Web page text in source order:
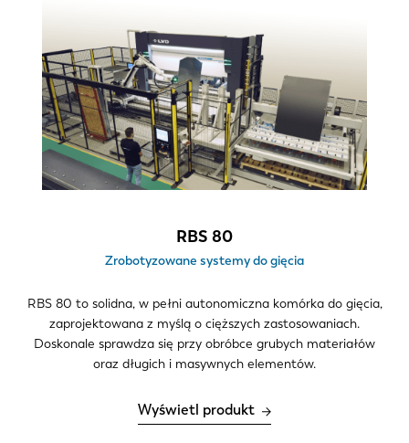
RBS 80
Zrobotyzowane systemy do gięcia
RBS 80 to solidna, w pełni autonomiczna komórka do gięcia,
zaprojektowana z myślą o cięższych zastosowaniach.
Doskonale sprawdza się przy obróbce grubych materiałów
oraz długich i masywnych elementów.
Wyświetl produkt
SK
KO CN